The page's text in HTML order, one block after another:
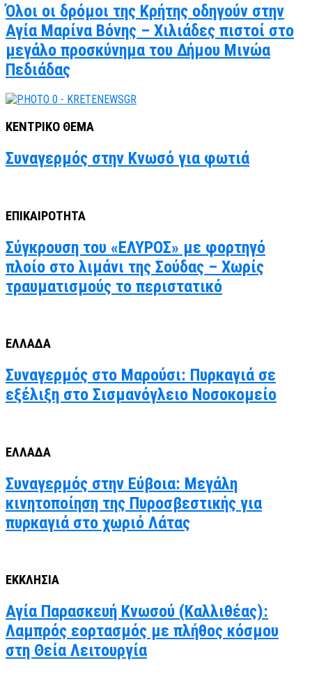
Όλοι οι δρόμοι της Κρήτης οδηγούν στην
Αγία Μαρίνα Βόνης – Χιλιάδες πιστοί στο
μεγάλο προσκύνημα του Δήμου Μινώα
Πεδιάδας
ΚΕΝΤΡΙΚΟ ΘΕΜΑ
Συναγερμός στην Κνωσό για φωτιά
ΕΠΙΚΑΙΡΟΤΗΤΑ
Σύγκρουση του «ΕΛΥΡΟΣ» με φορτηγό
πλοίο στο λιμάνι της Σούδας – Χωρίς
τραυματισμούς το περιστατικό
ΕΛΛΑΔΑ
Συναγερμός στο Μαρούσι: Πυρκαγιά σε
εξέλιξη στο Σισμανόγλειο Νοσοκομείο
ΕΛΛΑΔΑ
Συναγερμός στην Εύβοια: Μεγάλη
κινητοποίηση της Πυροσβεστικής για
πυρκαγιά στο χωριό Λάτας
ΕΚΚΛΗΣΙΑ
Αγία Παρασκευή Κνωσού (Καλλιθέας):
Λαμπρός εορτασμός με πλήθος κόσμου
στη Θεία Λειτουργία